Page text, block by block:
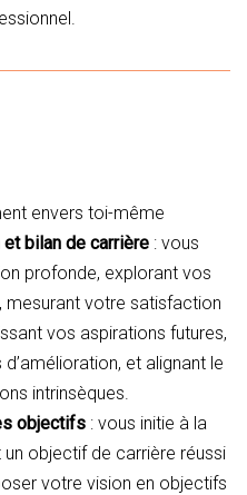
envers toi-même
bilan de carrière : vous
profonde, explorant vos
mesurant votre satisfaction
vos aspirations futures,
et alignant le
intrinsèques.
objectifs : vous initie à la
objectif de carrière réussi
votre vision en objectifs